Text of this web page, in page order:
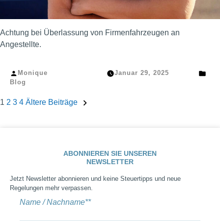
Achtung bei Überlassung von Firmenfahrzeugen an
Angestellte.
Veröffentlicht
von
Monique Januar 29, 2025
Blog
SEITENNUMMERIERUNG
1 2 3 4 Ältere Beiträge
ABONNIEREN SIE UNSEREN
NEWSLETTER
Jetzt Newsletter abonnieren und keine Steuertipps und neue
Regelungen mehr verpassen.
Name / Nachname**